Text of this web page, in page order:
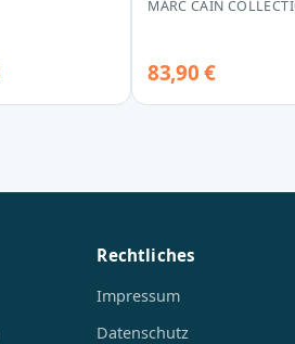
-…
MARC CAIN
83,90 €
Rechtliches
Impressum
Datenschutz